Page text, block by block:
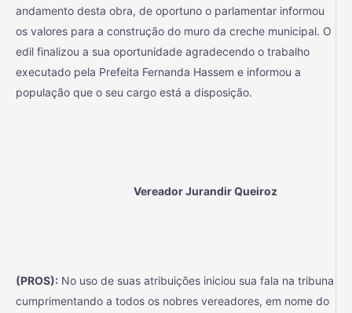
andamento desta obra, de oportuno o parlamentar informou
os valores para a construção do muro da creche municipal. O
edil finalizou a sua oportunidade agradecendo o trabalho
executado pela Prefeita Fernanda Hassem e informou a
população que o seu cargo está a disposição.
Vereador Jurandir Queiroz
(PROS): No uso de suas atribuições iniciou sua fala na tribuna
cumprimentando a todos os nobres vereadores, em nome do